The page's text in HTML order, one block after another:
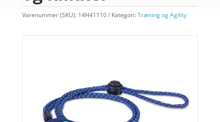
Varenummer (SKU): 14H41110 Kategori:Træning og Agility